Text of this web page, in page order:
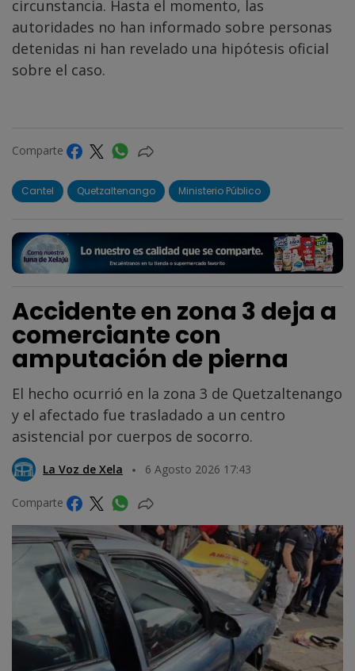
circunstancia. Hasta el momento, las
autoridades no han informado sobre personas
detenidas ni han revelado una hipótesis oficial
sobre el caso.
Comparte
Cantel Quetzaltenango Ministerio Público
Accidente en zona 3 deja a
comerciante con
amputación de pierna
El hecho ocurrió en la zona 3 de Quetzaltenango
y el afectado fue trasladado a un centro
asistencial por cuerpos de socorro.
La Voz de Xela 6 Agosto 2026 17:43
Comparte